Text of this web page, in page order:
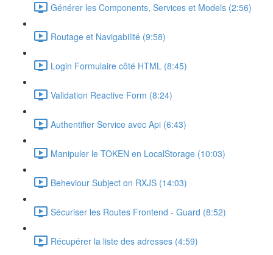
Générer les Components, Services et Models (2:56)
Routage et Navigabilité (9:58)
Login Formulaire côté HTML (8:45)
Validation Reactive Form (8:24)
Authentifier Service avec Api (6:43)
Manipuler le TOKEN en LocalStorage (10:03)
Beheviour Subject on RXJS (14:03)
Sécuriser les Routes Frontend - Guard (8:52)
Récupérer la liste des adresses (4:59)